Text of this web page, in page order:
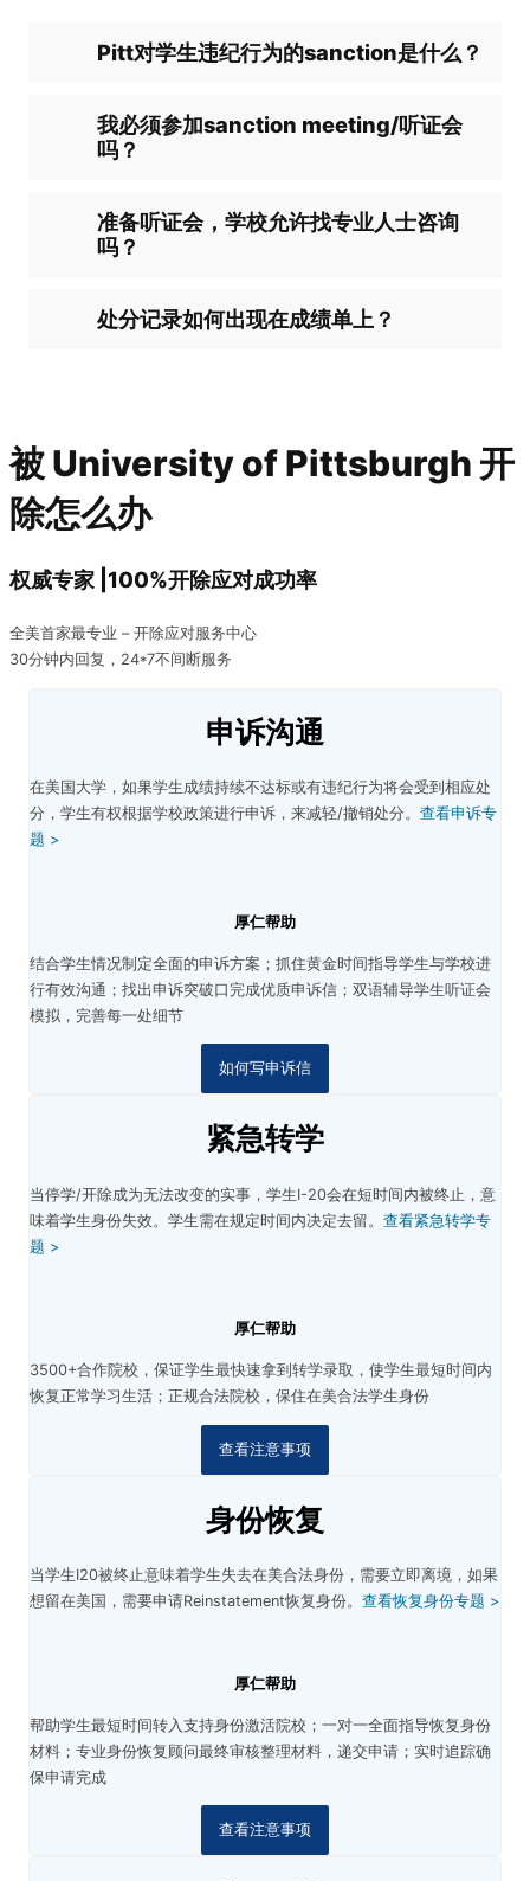
Pitt对学生违纪行为的sanction是什么？
我必须参加sanction meeting/听证会
吗？
准备听证会，学校允许找专业人士咨询
吗？
处分记录如何出现在成绩单上？
被 University of Pittsburgh 开
除怎么办
权威专家 |100%开除应对成功率
全美首家最专业 – 开除应对服务中心
30分钟内回复，24*7不间断服务
申诉沟通
在美国大学，如果学生成绩持续不达标或有违纪行为将会受到相应处
分，学生有权根据学校政策进行申诉，来减轻/撤销处分。 查看申诉专
题 >
厚仁帮助
结合学生情况制定全面的申诉方案； 抓住黄金时间指导学生与学校进
行有效沟通； 找出申诉突破口完成优质申诉信； 双语辅导学生听证会
模拟，完善每一处细节
如何写申诉信
紧急转学
当停学/开除成为无法改变的实事，学生I-20会在短时间内被终止，意
味着学生身份失效。学生需在规定时间内决定去留。 查看紧急转学专
题 >
厚仁帮助
3500+合作院校，保证学生最快速拿到转学录取，使学生最短时间内
恢复正常学习生活； 正规合法院校，保住在美合法学生身份
查看注意事项
身份恢复
当学生I20被终止意味着学生失去在美合法身份，需要立即离境，如果
想留在美国，需要申请Reinstatement恢复身份。 查看恢复身份专题 >
厚仁帮助
帮助学生最短时间转入支持身份激活院校； 一对一全面指导恢复身份
材料； 专业身份恢复顾问最终审核整理材料，递交申请； 实时追踪确
保申请完成
查看注意事项